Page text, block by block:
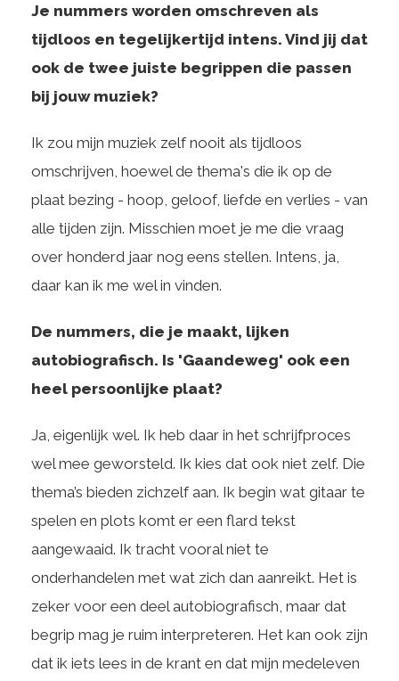
Je nummers worden omschreven als
tijdloos en tegelijkertijd intens. Vind jij dat
ook de twee juiste begrippen die passen
bij jouw muziek?
Ik zou mijn muziek zelf nooit als tijdloos
omschrijven, hoewel de thema's die ik op de
plaat bezing - hoop, geloof, liefde en verlies - van
alle tijden zijn. Misschien moet je me die vraag
over honderd jaar nog eens stellen. Intens, ja,
daar kan ik me wel in vinden.
De nummers, die je maakt, lijken
autobiografisch. Is 'Gaandeweg' ook een
heel persoonlijke plaat?
Ja, eigenlijk wel. Ik heb daar in het schrijfproces
wel mee geworsteld. Ik kies dat ook niet zelf. Die
thema’s bieden zichzelf aan. Ik begin wat gitaar te
spelen en plots komt er een flard tekst
aangewaaid. Ik tracht vooral niet te
onderhandelen met wat zich dan aanreikt. Het is
zeker voor een deel autobiografisch, maar dat
begrip mag je ruim interpreteren. Het kan ook zijn
dat ik iets lees in de krant en dat mijn medeleven